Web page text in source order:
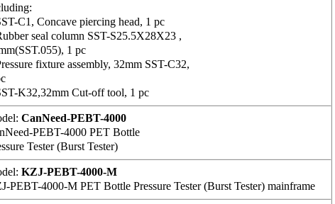
C1, Concave piercing head, 1 pc
seal column SST-S25.5X28X23 ,
1 pc
fixture assembly, 32mm SST-C32,
K32,32mm Cut-off tool, 1 pc
CanNeed-PEBT-4000
PEBT-4000 PET Bottle
Tester (Burst Tester)
KZJ-PEBT-4000-M
PEBT-4000-M PET Bottle Pressure Tester (Burst Tester) mainframe